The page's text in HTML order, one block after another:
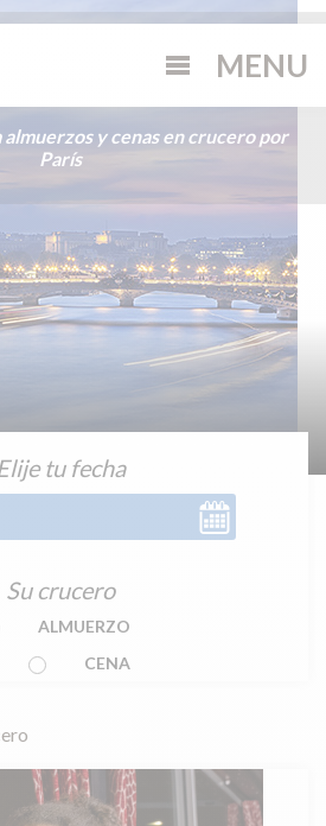
y cenas en crucero por
París
tu fecha
Su crucero
ALMUERZO
CENA